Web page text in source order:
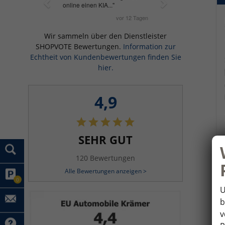
0
Wir sammeln über den Dienstleister
SHOPVOTE Bewertungen. Information zur
Echtheit von Kundenbewertungen finden Sie
hier.
4,9
SEHR GUT
120 Bewertungen
Alle Bewertungen anzeigen >